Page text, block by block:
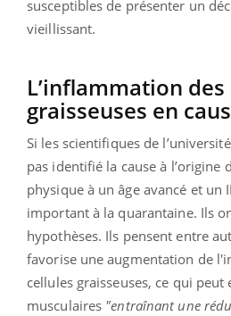
susceptibles de présenter un
vieillissant.
L’inflammation
graisseuses en
Si les scientifiques de
pas identifié la cause à
physique à un âge avancé et un
important à la quarantaine. Ils
hypothèses. Ils pensent entre
favorise une augmentation de
cellules graisseuses, ce qui
musculaires "entraînant une